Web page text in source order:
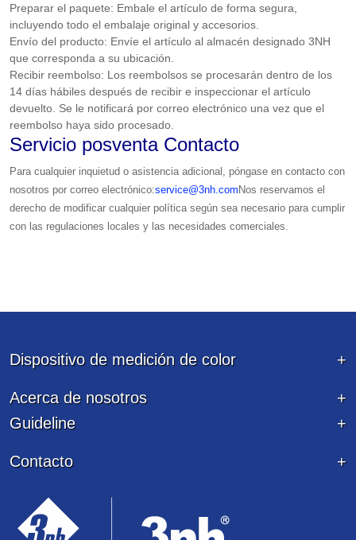
Preparar el paquete: Embale el artículo de forma segura,
incluyendo todo el embalaje original y accesorios.
Envío del producto: Envíe el artículo al almacén designado 3NH
que corresponda a su ubicación.
Recibir reembolso: Los reembolsos se procesarán dentro de los
14 días hábiles después de recibir e inspeccionar el artículo
devuelto. Se le notificará por correo electrónico una vez que el
reembolso haya sido procesado.
Servicio posventa Contacto
Para cualquier inquietud o asistencia adicional, póngase en contacto con
nosotros por correo electrónico:service@3nh.com Nos reservamos el
derecho de modificar cualquier política según sea necesario para cumplir
con las regulaciones locales y las necesidades comerciales.
Dispositivo de medición de color
Acerca de nosotros
Guideline
Contacto